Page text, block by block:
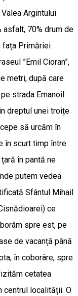
Argintului
asfalt, 70% drum de
fața Primăriei
”Emil Cioran”,
metri, după care
strada Emanoil
dreptul unei troițe
să urcăm în
în scurt timp între
în pantă ne
putem vedea
Sfântul Mihail
ce
spre est, pe
de vacanță până
în coborâre, spre
cetatea
centrul localității. O